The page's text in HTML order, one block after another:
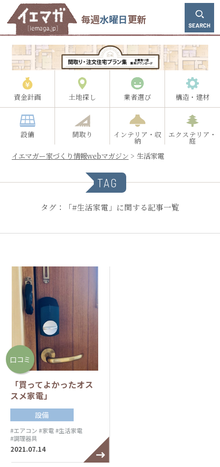
毎週水曜日更新
資金計画 土地探し 業者選び 構造・建材
設備 間取り インテリア・収
納
エクステリア・
庭
イエマガー家づくり情報webマガジン > 生活家電
TAG
タグ：「#生活家電」に関する記事一覧
口コミ
「買ってよかったオス
スメ家電」
設備
#エアコン #家電 #生活家電
#調理器具
2021.07.14